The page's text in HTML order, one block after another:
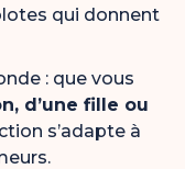
qui donnent
: que vous
d’une fille ou
s’adapte à